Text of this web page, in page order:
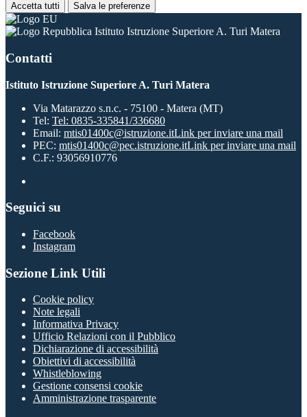
Accetta tutti Salva le preferenze
Istituto Istruzione Superiore A. Turi Matera
Contatti
Istituto Istruzione Superiore A. Turi Matera
Via Matarazzo s.n.c. - 75100 - Matera (MT)
Tel: Tel: 0835-335841/336680
Email: mtis01400c@istruzione.itLink per inviare una mail
PEC: mtis01400c@pec.istruzione.itLink per inviare una mail
C.F.: 93056910776
Seguici su
Facebook
Instagram
Sezione Link Utili
Cookie policy
Note legali
Informativa Privacy
Ufficio Relazioni con il Pubblico
Dichiarazione di accessibilità
Obiettivi di accessibilità
Whistleblowing
Gestione consensi cookie
Amministrazione trasparente